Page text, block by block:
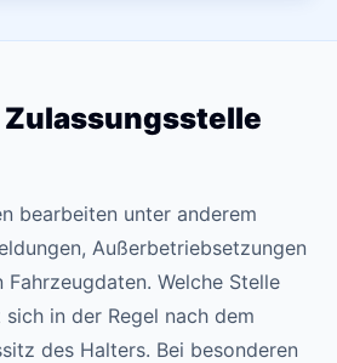
bearbeiten unter anderem
Außerbetriebsetzungen
Welche Stelle
in der Regel nach dem
des Halters. Bei besonderen